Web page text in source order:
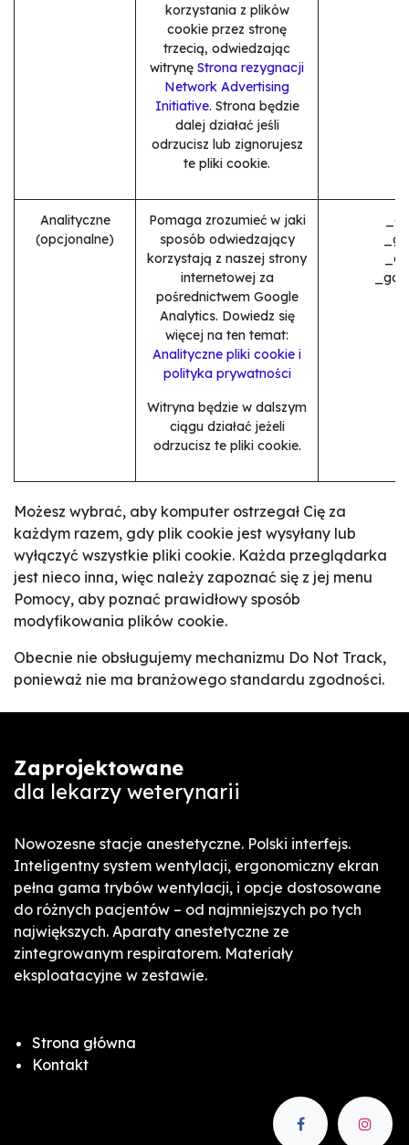
korzystania z plików
cookie przez stronę
trzecią, odwiedzając
witrynę Strona rezygnacji
Network Advertising
Initiative. Strona będzie
dalej działać jeśli
odrzucisz lub zignorujesz
te pliki cookie.
Analityczne
(opcjonalne)
Pomaga zrozumieć w jaki
sposób odwiedzający
korzystają z naszej strony
internetowej za
pośrednictwem Google
Analytics. Dowiedz się
więcej na ten temat:
Analityczne pliki cookie i
polityka prywatności
Witryna będzie w dalszym
ciągu działać jeżeli
odrzucisz te pliki cookie.
Możesz wybrać, aby komputer ostrzegał Cię za
każdym razem, gdy plik cookie jest wysyłany lub
wyłączyć wszystkie pliki cookie. Każda przeglądarka
jest nieco inna, więc należy zapoznać się z jej menu
Pomocy, aby poznać prawidłowy sposób
modyfikowania plików cookie.
Obecnie nie obsługujemy mechanizmu Do Not Track,
ponieważ nie ma branżowego standardu zgodności.
Zaprojektowane
dla lekarzy weterynarii
Nowozesne stacje anestetyczne. Polski interfejs.
Inteligentny system wentylacji, ergonomiczny ekran
pełna gama trybów wentylacji, i opcje dostosowane
do różnych pacjentów – od najmniejszych po tych
największych. Aparaty anestetyczne ze
zintegrowanym respiratorem. Materiały
eksploatacyjne w zestawie.
Strona główna
Kontakt